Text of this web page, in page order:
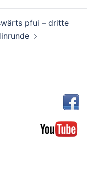
pfui – dritte